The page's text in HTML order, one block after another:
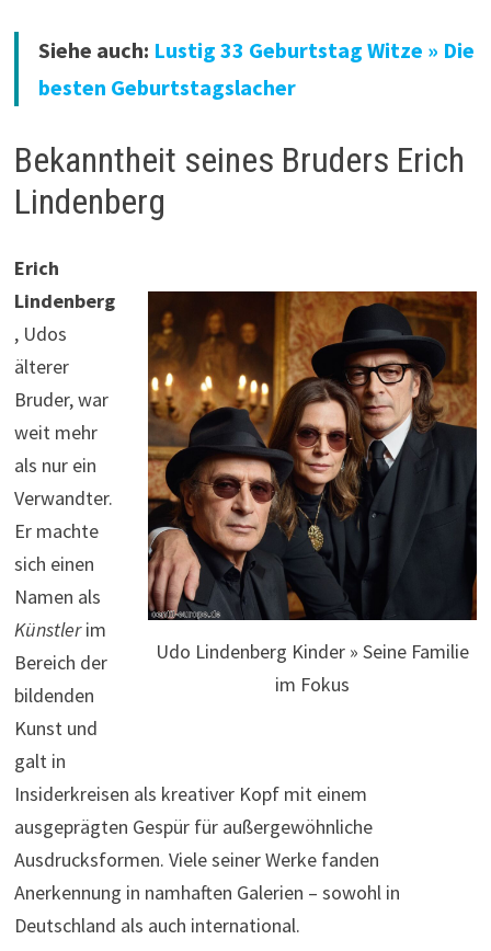
Siehe auch: Lustig 33 Geburtstag Witze » Die
besten Geburtstagslacher
Bekanntheit seines Bruders Erich
Lindenberg
Udo Lindenberg Kinder » Seine Familie
im Fokus
Erich
Lindenberg
, Udos
älterer
Bruder, war
weit mehr
als nur ein
Verwandter.
Er machte
sich einen
Namen als
Künstlerim
Bereich der
bildenden
Kunst und
galt in
Insiderkreisen als kreativer Kopf mit einem
ausgeprägten Gespür für außergewöhnliche
Ausdrucksformen. Viele seiner Werke fanden
Anerkennung in namhaften Galerien – sowohl in
Deutschland als auch international.